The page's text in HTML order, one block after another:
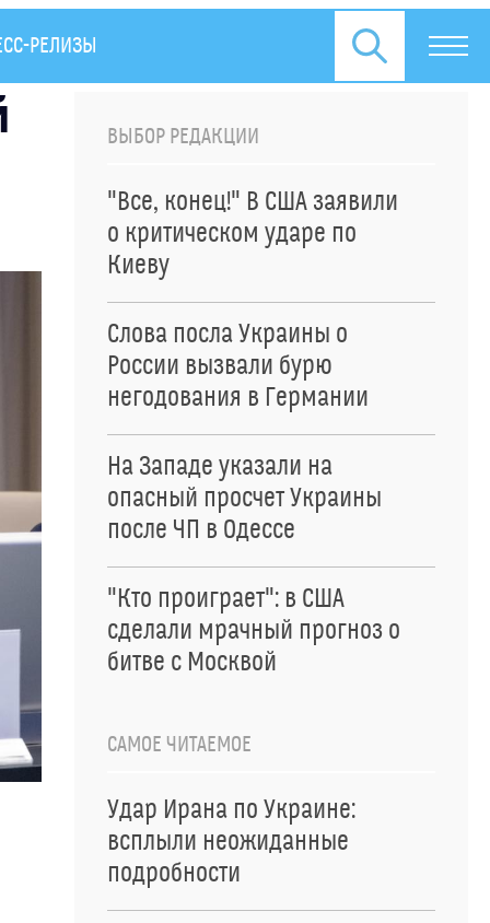
РЕЛИЗЫ
ВЫБОР РЕДАКЦИИ
"Все, конец!" В США заявили
о критическом ударе по
Киеву
Слова посла Украины о
России вызвали бурю
негодования в Германии
На Западе указали на
опасный просчет Украины
после ЧП в Одессе
"Кто проиграет": в США
сделали мрачный прогноз о
битве с Москвой
САМОЕ ЧИТАЕМОЕ
Удар Ирана по Украине:
всплыли неожиданные
подробности